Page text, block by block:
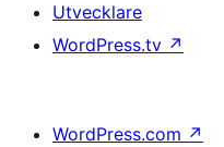
Utvecklare
WordPress.tv ↗
WordPress.com ↗